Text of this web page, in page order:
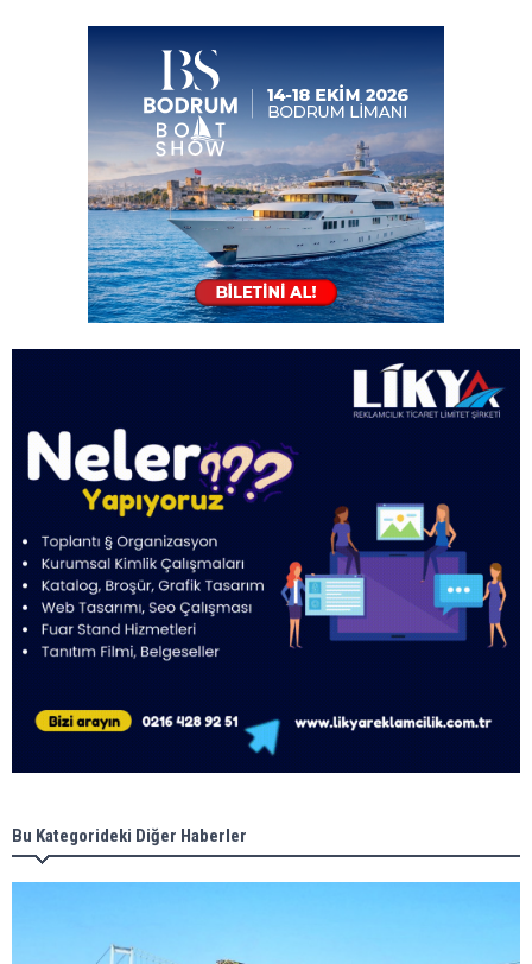
Bu Kategorideki Diğer Haberler